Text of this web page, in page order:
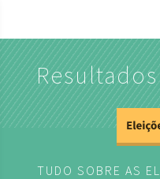
TUDO SOBRE AS